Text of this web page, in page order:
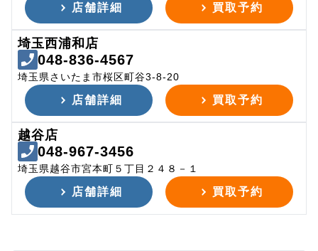
店舗詳細 買取予約
埼玉西浦和店
048-836-4567
埼玉県さいたま市桜区町谷3-8-20
店舗詳細 買取予約
越谷店
048-967-3456
埼玉県越谷市宮本町５丁目２４８－１
店舗詳細 買取予約